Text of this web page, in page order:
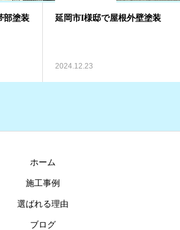
部塗装 延岡市I様邸で屋根外壁塗装
2024.12.23
ホーム
施工事例
選ばれる理由
ブログ